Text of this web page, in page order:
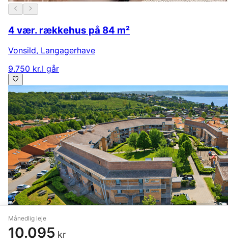
Månedlig leje
10.095 kr
4 vær. rækkehus på 84 m²
Vonsild, Langagerhave
9.750 kr.I går